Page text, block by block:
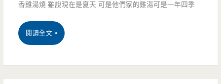
用
香雞湯燒 雖說現在是夏天 可是他們家的雞湯可是一年四季
桃
閱讀全文 »